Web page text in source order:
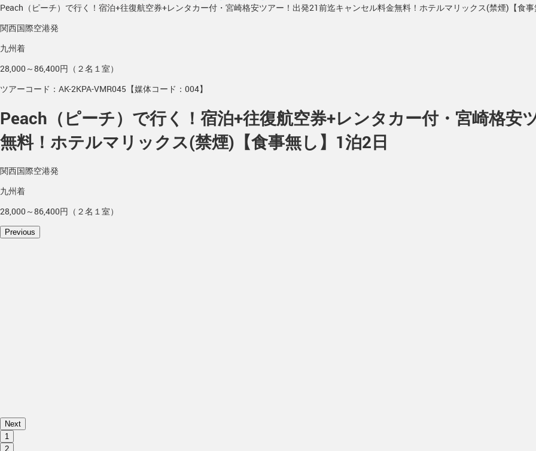
Peach（ピーチ）で行く！宿泊+往復航空券+レンタカー付・宮崎格安ツアー！出発21前迄キャンセル料金無料！ホテルマリックス(禁煙)【食
関西国際空港発
九州着
28,000～86,400円（２名１室）
ツアーコード：AK-2KPA-VMR045【媒体コード：004】
Peach（ピーチ）で行く！宿泊+往復航空券+レンタカー付・宮崎格安
無料！ホテルマリックス(禁煙)【食事無し】1泊2日
関西国際空港発
九州着
28,000～86,400円（２名１室）
Previous
Next
1
2